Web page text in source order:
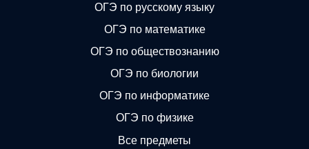
ОГЭ по русскому языку
ОГЭ по математике
ОГЭ по обществознанию
ОГЭ по биологии
ОГЭ по информатике
ОГЭ по физике
Все предметы